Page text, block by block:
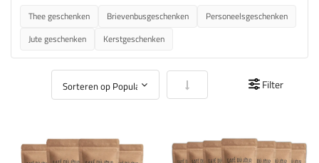
Thee geschenken Brievenbusgeschenken
Personeelsgeschenken
Jute geschenken
Kerstgeschenken
Van laag naar hoog sorteren
Filter